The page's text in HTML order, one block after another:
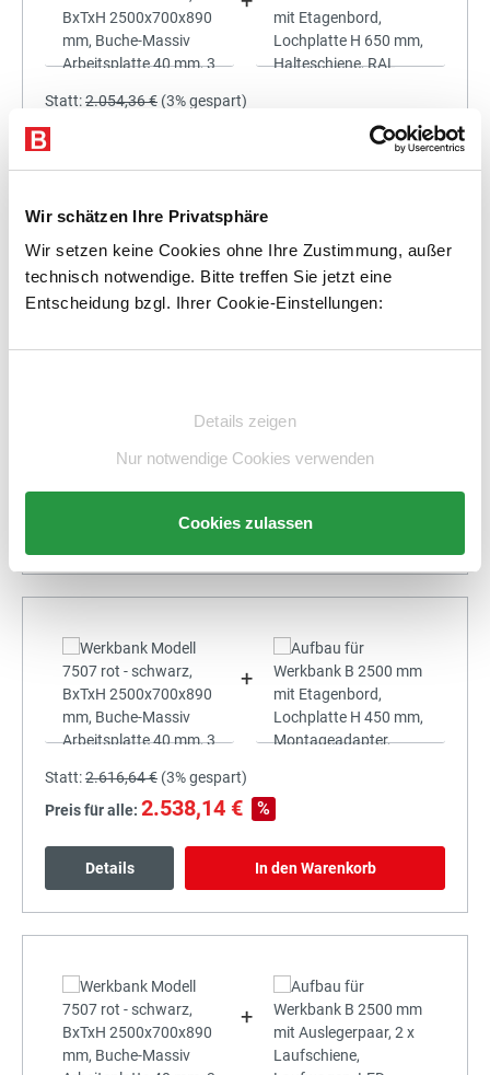
Wir schätzen Ihre Privatsphäre
Wir setzen keine Cookies ohne Ihre Zustimmung, außer
technisch notwendige. Bitte treffen Sie jetzt eine
Entscheidung bzgl. Ihrer Cookie-Einstellungen:
Details zeigen
Nur notwendige Cookies verwenden
Cookies zulassen
Statt:2.054,36 € (3%gespart)
Preis für alle:
2.292,04 € %
In den Warenkorb
+
Statt:2.616,64 € (3%gespart)
Preis für alle: 2.538,14 € %
Details In den Warenkorb
+